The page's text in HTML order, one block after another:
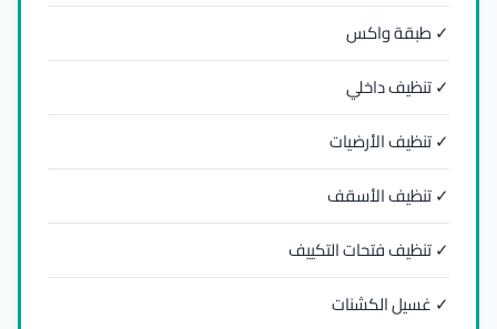
✓ طبقة واكس
✓ تنظيف داخلي
✓ تنظيف الأرضيات
✓ تنظيف الأسقف
✓ تنظيف فتحات التكييف
✓ غسيل الكشنات